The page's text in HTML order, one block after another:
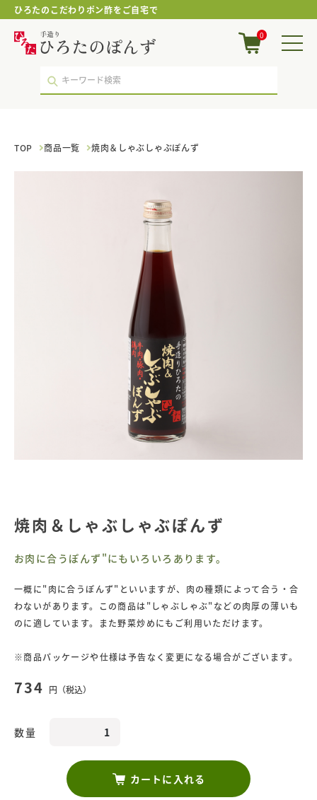
ひろたのこだわりポン酢をご自宅で
焼
ゃ
ぶ
ぽ
ん
｜
ポ
ン
鍋
ゆ・
料
の
手
造
り
ひ
た
0
TOP 商品一覧 焼肉＆しゃぶしゃぶぽんず
焼肉＆しゃぶしゃぶぽんず
お肉に合うぽんず"にもいろいろあります。
一概に"肉に合うぽんず"といいますが、肉の種類によって合う・合
わないがあります。この商品は"しゃぶしゃぶ"などの肉厚の薄いも
のに適しています。また野菜炒めにもご利用いただけます。
※商品パッケージや仕様は予告なく変更になる場合がございます。
734 円（税込）
数量
カートに入れる